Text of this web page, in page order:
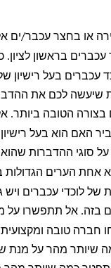
או בחצר עכבר/ים
עכברים בראשון לציון.
עכברים בעל רישיון
שיעשה לכם את
בצורה הטובה ביותר.
האם הוא בעל
על סוגי ההדברות
אחת הערים
לוכדי עכברים ויש
בזה. אל תתפשרו על
חברה טובה
שיותר מהר על מנת